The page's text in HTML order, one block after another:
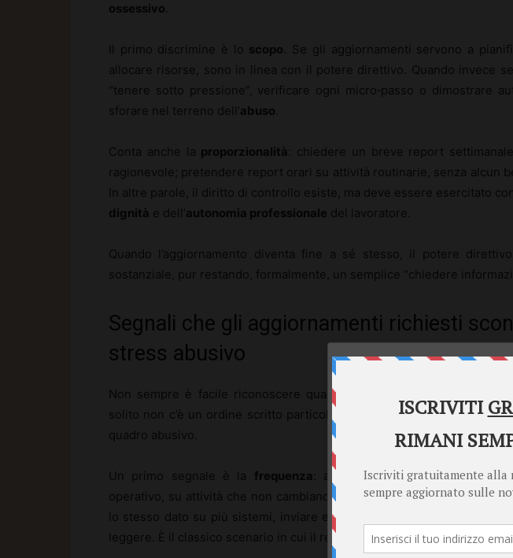
ossessivo
Il primo discrimine è lo scopo . Se gli aggiornamenti servono a
allocare risorse, sono in linea con il potere direttivo. Quando invece
“tenere sotto pressione”, verificare ogni micro‑passo o dimostrare
sforare nel terreno dell’abuso
Conta anche la proporzionalità
: chiedere un breve report
ragionevole; pretendere report orari su attività routinarie, senza alcun
In altre parole, il diritto di controllo esiste, ma deve essere esercitato
dignità e dell’autonomia professionale del lavoratore.
Quando l’aggiornamento diventa fine a sé stesso, il potere
sostanziale, pur restando, formalmente, un semplice “chiedere
Segnali che gli aggiornamenti richiesti
stress abusivo
Non sempre è facile riconoscere quando le richieste di
solito non c’è un ordine scritto particolarmente aggressivo; è la
quadro abusivo.
Un primo segnale è la frequenza : aggiornamenti chiesti più
operativo, su attività che non cambiano così rapidamente. Segue la
lo stesso dato su più sistemi, inviare email e file duplicati, riempire
leggere. È il classico scenario in cui il report diventa una prova di
Diritto Lavoro asks
personal data
Personalised advertising
Store and/or access
Learn more
Your personal data will be